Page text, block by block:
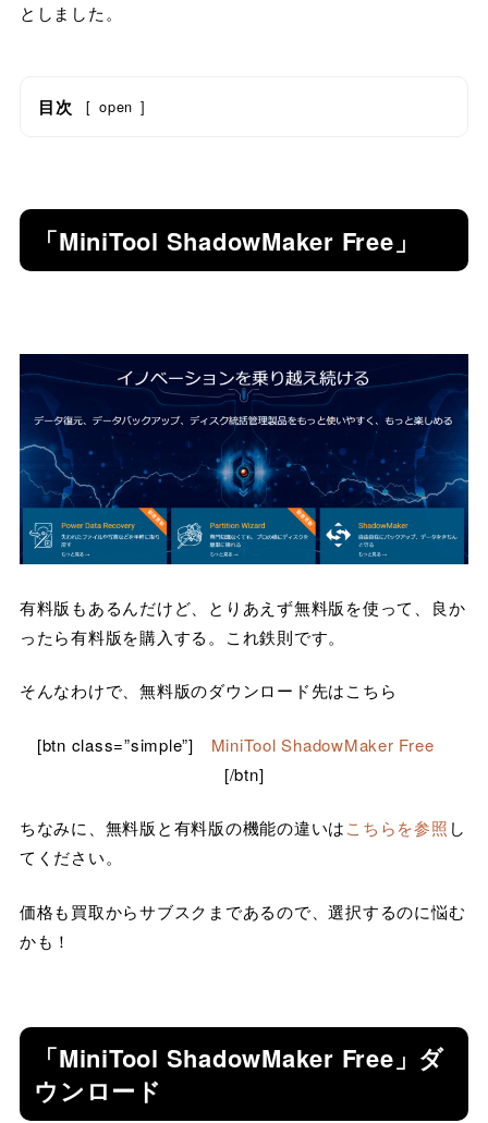
としました。
目次 [ open ]
「MiniTool ShadowMaker Free」
有料版もあるんだけど、とりあえず無料版を使って、良か
ったら有料版を購入する。これ鉄則です。
そんなわけで、無料版のダウンロード先はこちら
[btn class=”simple”] MiniTool ShadowMaker Free
[/btn]
ちなみに、無料版と有料版の機能の違いはこちらを参照 し
てください。
価格も買取からサブスクまであるので、選択するのに悩む
かも！
「MiniTool ShadowMaker Free」ダ
ウンロード